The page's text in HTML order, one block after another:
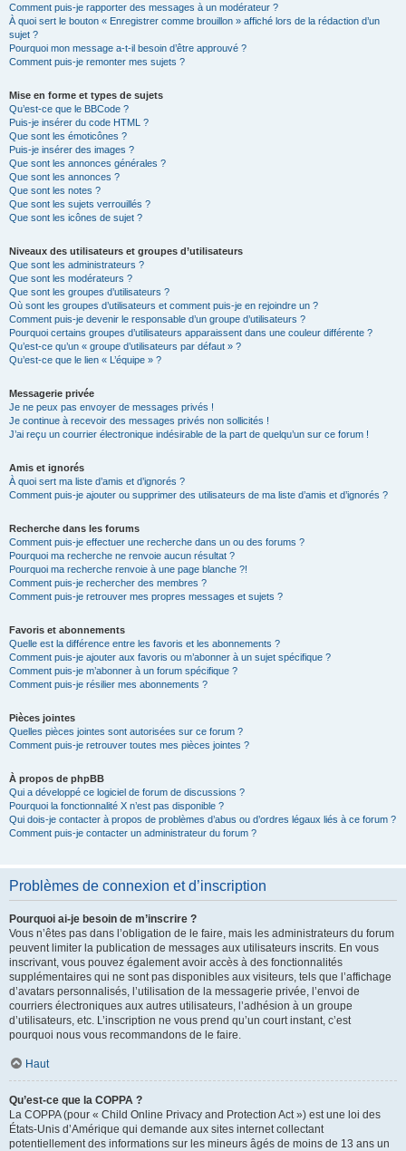
Comment puis-je rapporter des messages à un modérateur ?
À quoi sert le bouton « Enregistrer comme brouillon » affiché lors de la rédaction d’un
sujet ?
Pourquoi mon message a-t-il besoin d’être approuvé ?
Comment puis-je remonter mes sujets ?
Mise en forme et types de sujets
Qu’est-ce que le BBCode ?
Puis-je insérer du code HTML ?
Que sont les émoticônes ?
Puis-je insérer des images ?
Que sont les annonces générales ?
Que sont les annonces ?
Que sont les notes ?
Que sont les sujets verrouillés ?
Que sont les icônes de sujet ?
Niveaux des utilisateurs et groupes d’utilisateurs
Que sont les administrateurs ?
Que sont les modérateurs ?
Que sont les groupes d’utilisateurs ?
Où sont les groupes d’utilisateurs et comment puis-je en rejoindre un ?
Comment puis-je devenir le responsable d’un groupe d’utilisateurs ?
Pourquoi certains groupes d’utilisateurs apparaissent dans une couleur différente ?
Qu’est-ce qu’un « groupe d’utilisateurs par défaut » ?
Qu’est-ce que le lien « L’équipe » ?
Messagerie privée
Je ne peux pas envoyer de messages privés !
Je continue à recevoir des messages privés non sollicités !
J’ai reçu un courrier électronique indésirable de la part de quelqu’un sur ce forum !
Amis et ignorés
À quoi sert ma liste d’amis et d’ignorés ?
Comment puis-je ajouter ou supprimer des utilisateurs de ma liste d’amis et d’ignorés ?
Recherche dans les forums
Comment puis-je effectuer une recherche dans un ou des forums ?
Pourquoi ma recherche ne renvoie aucun résultat ?
Pourquoi ma recherche renvoie à une page blanche ?!
Comment puis-je rechercher des membres ?
Comment puis-je retrouver mes propres messages et sujets ?
Favoris et abonnements
Quelle est la différence entre les favoris et les abonnements ?
Comment puis-je ajouter aux favoris ou m’abonner à un sujet spécifique ?
Comment puis-je m’abonner à un forum spécifique ?
Comment puis-je résilier mes abonnements ?
Pièces jointes
Quelles pièces jointes sont autorisées sur ce forum ?
Comment puis-je retrouver toutes mes pièces jointes ?
À propos de phpBB
Qui a développé ce logiciel de forum de discussions ?
Pourquoi la fonctionnalité X n’est pas disponible ?
Qui dois-je contacter à propos de problèmes d’abus ou d’ordres légaux liés à ce forum ?
Comment puis-je contacter un administrateur du forum ?
Problèmes de connexion et d’inscription
Pourquoi ai-je besoin de m’inscrire ?
Vous n’êtes pas dans l’obligation de le faire, mais les administrateurs du forum
peuvent limiter la publication de messages aux utilisateurs inscrits. En vous
inscrivant, vous pouvez également avoir accès à des fonctionnalités
supplémentaires qui ne sont pas disponibles aux visiteurs, tels que l’affichage
d’avatars personnalisés, l’utilisation de la messagerie privée, l’envoi de
courriers électroniques aux autres utilisateurs, l’adhésion à un groupe
d’utilisateurs, etc. L’inscription ne vous prend qu’un court instant, c’est
pourquoi nous vous recommandons de le faire.
Haut
Qu’est-ce que la COPPA ?
La COPPA (pour « Child Online Privacy and Protection Act ») est une loi des
États-Unis d’Amérique qui demande aux sites internet collectant
potentiellement des informations sur les mineurs âgés de moins de 13 ans un